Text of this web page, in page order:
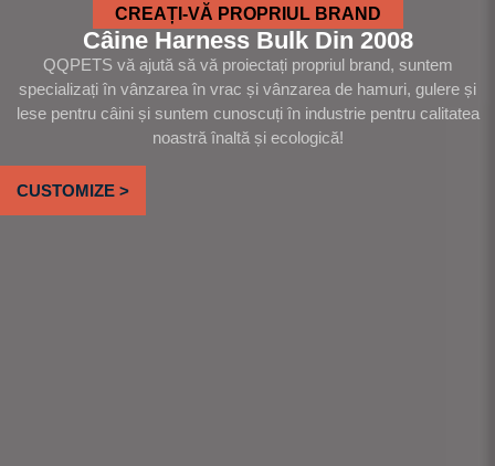
CREAȚI-VĂ PROPRIUL BRAND
Câine Harness Bulk Din 2008
QQPETS vă ajută să vă proiectați propriul brand, suntem
specializați în vânzarea în vrac și vânzarea de hamuri, gulere și
lese pentru câini și suntem cunoscuți în industrie pentru calitatea
noastră înaltă și ecologică!
CUSTOMIZE >